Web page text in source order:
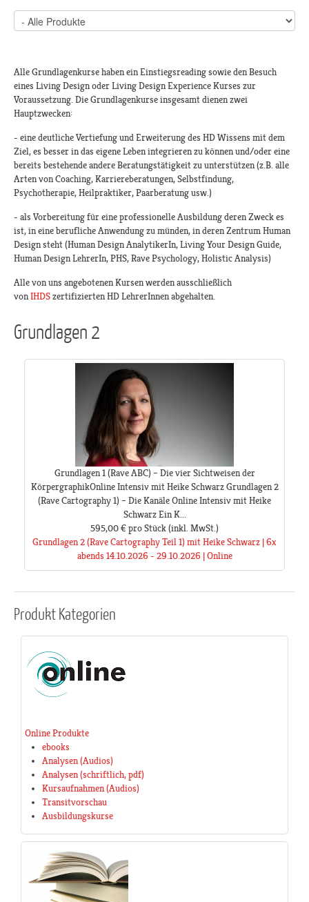
Alle Grundlagenkurse haben ein Einstiegsreading sowie den Besuch
eines Living Design oder Living Design Experience Kurses zur
Voraussetzung. Die Grundlagenkurse insgesamt dienen zwei
Hauptzwecken:
- eine deutliche Vertiefung und Erweiterung des HD Wissens mit dem
Ziel, es besser in das eigene Leben integrieren zu können und/oder eine
bereits bestehende andere Beratungstätigkeit zu unterstützen (z.B. alle
Arten von Coaching, Karriereberatungen, Selbstfindung,
Psychotherapie, Heilpraktiker, Paarberatung usw.)
- als Vorbereitung für eine professionelle Ausbildung deren Zweck es
ist, in eine berufliche Anwendung zu münden, in deren Zentrum Human
Design steht (Human Design AnalytikerIn, Living Your Design Guide,
Human Design LehrerIn, PHS, Rave Psychology, Holistic Analysis)
Alle von uns angebotenen Kursen werden ausschließlich
vonIHDSzertifizierten HD LehrerInnen abgehalten.
Grundlagen 2
Grundlagen 1 (Rave ABC) – Die vier Sichtweisen der
KörpergraphikOnline Intensiv mit Heike Schwarz Grundlagen 2
(Rave Cartography 1) – Die Kanäle Online Intensiv mit Heike
Schwarz Ein K...
595,00 €pro Stück(inkl. MwSt.)
Grundlagen 2 (Rave Cartography Teil 1) mit Heike Schwarz | 6x
abends 14.10.2026 - 29.10.2026 | Online
ProduktKategorien
Online Produkte
ebooks
Analysen (Audios)
Analysen (schriftlich, pdf)
Kursaufnahmen (Audios)
Transitvorschau
Ausbildungskurse